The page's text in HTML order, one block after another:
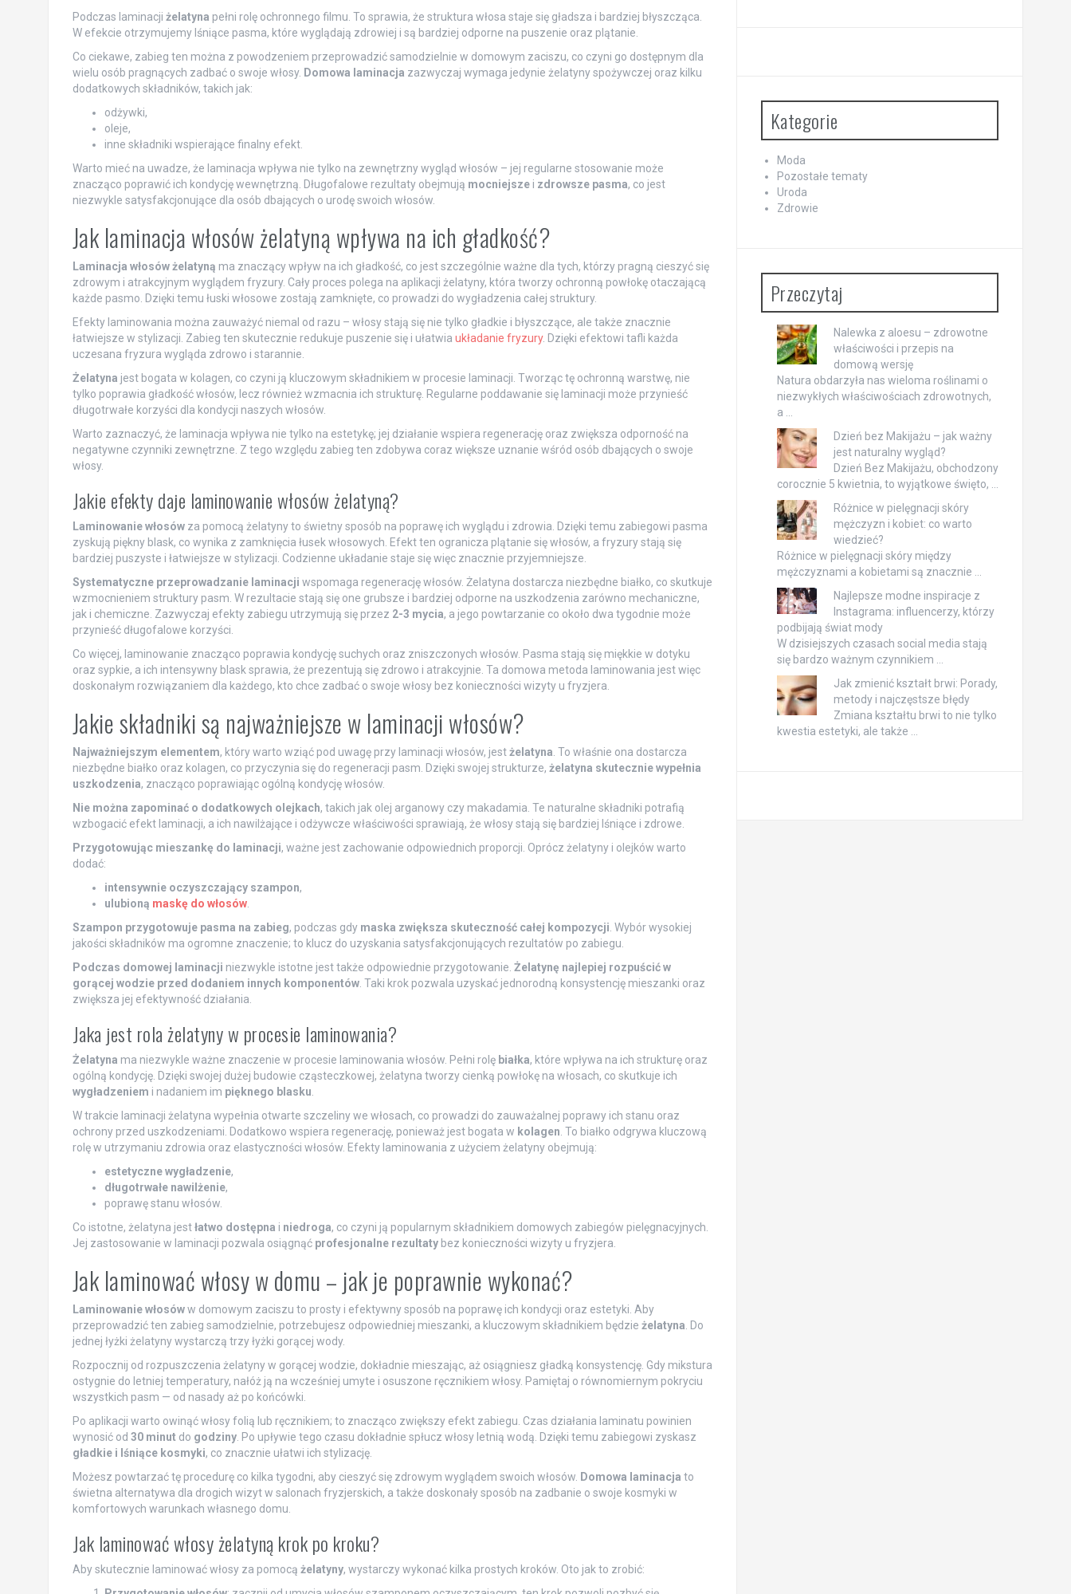
Podczas laminacji żelatyna pełni rolę ochronnego filmu. To sprawia, że struktura włosa staje się gładsza i bardziej błyszcząca.
W efekcie otrzymujemy lśniące pasma, które wyglądają zdrowiej i są bardziej odporne na puszenie oraz plątanie.
Co ciekawe, zabieg ten można z powodzeniem przeprowadzić samodzielnie w domowym zaciszu, co czyni go dostępnym dla
wielu osób pragnących zadbać o swoje włosy. Domowa laminacja zazwyczaj wymaga jedynie żelatyny spożywczej oraz kilku
dodatkowych składników, takich jak:
odżywki,
oleje,
inne składniki wspierające finalny efekt.
Warto mieć na uwadze, że laminacja wpływa nie tylko na zewnętrzny wygląd włosów – jej regularne stosowanie może
znacząco poprawić ich kondycję wewnętrzną. Długofalowe rezultaty obejmują mocniejszei zdrowsze pasma, co jest
niezwykle satysfakcjonujące dla osób dbających o urodę swoich włosów.
Jak laminacja włosów żelatyną wpływa na ich gładkość?
Laminacja włosów żelatyną ma znaczący wpływ na ich gładkość, co jest szczególnie ważne dla tych, którzy pragną cieszyć się
zdrowym i atrakcyjnym wyglądem fryzury. Cały proces polega na aplikacji żelatyny, która tworzy ochronną powłokę otaczającą
każde pasmo. Dzięki temu łuski włosowe zostają zamknięte, co prowadzi do wygładzenia całej struktury.
Efekty laminowania można zauważyć niemal od razu – włosy stają się nie tylko gładkie i błyszczące, ale także znacznie
łatwiejsze w stylizacji. Zabieg ten skutecznie redukuje puszenie się i ułatwia układanie fryzury. Dzięki efektowi tafli każda
uczesana fryzura wygląda zdrowo i starannie.
Żelatyna jest bogata w kolagen, co czyni ją kluczowym składnikiem w procesie laminacji. Tworząc tę ochronną warstwę, nie
tylko poprawia gładkość włosów, lecz również wzmacnia ich strukturę. Regularne poddawanie się laminacji może przynieść
długotrwałe korzyści dla kondycji naszych włosów.
Warto zaznaczyć, że laminacja wpływa nie tylko na estetykę; jej działanie wspiera regenerację oraz zwiększa odporność na
negatywne czynniki zewnętrzne. Z tego względu zabieg ten zdobywa coraz większe uznanie wśród osób dbających o swoje
włosy.
Jakie efekty daje laminowanie włosów żelatyną?
Laminowanie włosówza pomocą żelatyny to świetny sposób na poprawę ich wyglądu i zdrowia. Dzięki temu zabiegowi pasma
zyskują piękny blask, co wynika z zamknięcia łusek włosowych. Efekt ten ogranicza plątanie się włosów, a fryzury stają się
bardziej puszyste i łatwiejsze w stylizacji. Codzienne układanie staje się więc znacznie przyjemniejsze.
Systematyczne przeprowadzanie laminacji wspomaga regenerację włosów. Żelatyna dostarcza niezbędne białko, co skutkuje
wzmocnieniem struktury pasm. W rezultacie stają się one grubsze i bardziej odporne na uszkodzenia zarówno mechaniczne,
jak i chemiczne. Zazwyczaj efekty zabiegu utrzymują się przez 2-3 mycia, a jego powtarzanie co około dwa tygodnie może
przynieść długofalowe korzyści.
Co więcej, laminowanie znacząco poprawia kondycję suchych oraz zniszczonych włosów. Pasma stają się miękkie w dotyku
oraz sypkie, a ich intensywny blask sprawia, że prezentują się zdrowo i atrakcyjnie. Ta domowa metoda laminowania jest więc
doskonałym rozwiązaniem dla każdego, kto chce zadbać o swoje włosy bez konieczności wizyty u fryzjera.
Jakie składniki są najważniejsze w laminacji włosów?
Najważniejszym elementem, który warto wziąć pod uwagę przy laminacji włosów, jestżelatyna . To właśnie ona dostarcza
niezbędne białko oraz kolagen, co przyczynia się do regeneracji pasm. Dzięki swojej strukturze, żelatyna skutecznie wypełnia
uszkodzenia, znacząco poprawiając ogólną kondycję włosów.
Nie można zapominać o dodatkowych olejkach, takich jak olej arganowy czy makadamia. Te naturalne składniki potrafią
wzbogacić efekt laminacji, a ich nawilżające i odżywcze właściwości sprawiają, że włosy stają się bardziej lśniące i zdrowe.
Przygotowując mieszankę do laminacji, ważne jest zachowanie odpowiednich proporcji. Oprócz żelatyny i olejków warto
dodać:
intensywnie oczyszczający szampon,
ulubioną maskę do włosów.
Szampon przygotowuje pasma na zabieg, podczas gdy maska zwiększa skuteczność całej kompozycji . Wybór wysokiej
jakości składników ma ogromne znaczenie; to klucz do uzyskania satysfakcjonujących rezultatów po zabiegu.
Podczas domowej laminacji niezwykle istotne jest także odpowiednie przygotowanie. Żelatynę najlepiej rozpuścić w
gorącej wodzie przed dodaniem innych komponentów. Taki krok pozwala uzyskać jednorodną konsystencję mieszanki oraz
zwiększa jej efektywność działania.
Jaka jest rola żelatyny w procesie laminowania?
Żelatyna ma niezwykle ważne znaczenie w procesie laminowania włosów. Pełni rolę białka, które wpływa na ich strukturę oraz
ogólną kondycję. Dzięki swojej dużej budowie cząsteczkowej, żelatyna tworzy cienką powłokę na włosach, co skutkuje ich
wygładzeniem i nadaniem im pięknego blasku
W trakcie laminacji żelatyna wypełnia otwarte szczeliny we włosach, co prowadzi do zauważalnej poprawy ich stanu oraz
ochrony przed uszkodzeniami. Dodatkowo wspiera regenerację, ponieważ jest bogata w kolagen . To białko odgrywa kluczową
rolę w utrzymaniu zdrowia oraz elastyczności włosów. Efekty laminowania z użyciem żelatyny obejmują:
estetyczne wygładzenie,
długotrwałe nawilżenie,
poprawę stanu włosów.
Co istotne, żelatyna jestłatwo dostępna i niedroga, co czyni ją popularnym składnikiem domowych zabiegów pielęgnacyjnych.
Jej zastosowanie w laminacji pozwala osiągnąć profesjonalne rezultatybez konieczności wizyty u fryzjera.
Jak laminować włosy w domu – jak je poprawnie wykonać?
Laminowanie włosóww domowym zaciszu to prosty i efektywny sposób na poprawę ich kondycji oraz estetyki. Aby
przeprowadzić ten zabieg samodzielnie, potrzebujesz odpowiedniej mieszanki, a kluczowym składnikiem będzie żelatyna . Do
jednej łyżki żelatyny wystarczą trzy łyżki gorącej wody.
Rozpocznij od rozpuszczenia żelatyny w gorącej wodzie, dokładnie mieszając, aż osiągniesz gładką konsystencję. Gdy mikstura
ostygnie do letniej temperatury, nałóż ją na wcześniej umyte i osuszone ręcznikiem włosy. Pamiętaj o równomiernym pokryciu
wszystkich pasm — od nasady aż po końcówki.
Po aplikacji warto owinąć włosy folią lub ręcznikiem; to znacząco zwiększy efekt zabiegu. Czas działania laminatu powinien
wynosić od 30 minutdo godziny. Po upływie tego czasu dokładnie spłucz włosy letnią wodą. Dzięki temu zabiegowi zyskasz
gładkie i lśniące kosmyki, co znacznie ułatwi ich stylizację.
Możesz powtarzać tę procedurę co kilka tygodni, aby cieszyć się zdrowym wyglądem swoich włosów. Domowa laminacja to
świetna alternatywa dla drogich wizyt w salonach fryzjerskich, a także doskonały sposób na zadbanie o swoje kosmyki w
komfortowych warunkach własnego domu.
Jak laminować włosy żelatyną krok po kroku?
Aby skutecznie laminować włosy za pomocą żelatyny, wystarczy wykonać kilka prostych kroków. Oto jak to zrobić:
Kategorie
Moda
Pozostałe tematy
Uroda
Zdrowie
Przeczytaj
Nalewka z aloesu – zdrowotne
właściwości i przepis na
domową wersję
Natura obdarzyła nas wieloma roślinami o
niezwykłych właściwościach zdrowotnych,
a …
Dzień bez Makijażu – jak ważny
jest naturalny wygląd?
Dzień Bez Makijażu, obchodzony
corocznie 5 kwietnia, to wyjątkowe święto, …
Różnice w pielęgnacji skóry
mężczyzn i kobiet: co warto
wiedzieć?
Różnice w pielęgnacji skóry między
mężczyznami a kobietami są znacznie …
Najlepsze modne inspiracje z
Instagrama: influencerzy, którzy
podbijają świat mody
W dzisiejszych czasach social media stają
się bardzo ważnym czynnikiem …
Jak zmienić kształt brwi: Porady,
metody i najczęstsze błędy
Zmiana kształtu brwi to nie tylko
kwestia estetyki, ale także …